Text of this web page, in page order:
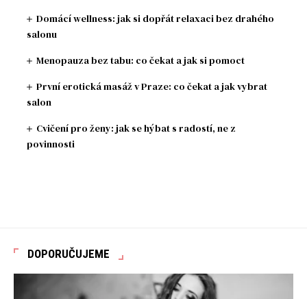
Domácí wellness: jak si dopřát relaxaci bez drahého
salonu
Menopauza bez tabu: co čekat a jak si pomoct
První erotická masáž v Praze: co čekat a jak vybrat
salon
Cvičení pro ženy: jak se hýbat s radostí, ne z
povinnosti
DOPORUČUJEME